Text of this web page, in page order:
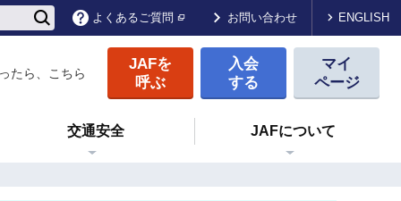
よくあるご質問 お問い合わせ ENGLISH
たら、こちら
JAFを
呼ぶ
入会
する
マイ
ページ
交通安全 JAFについて